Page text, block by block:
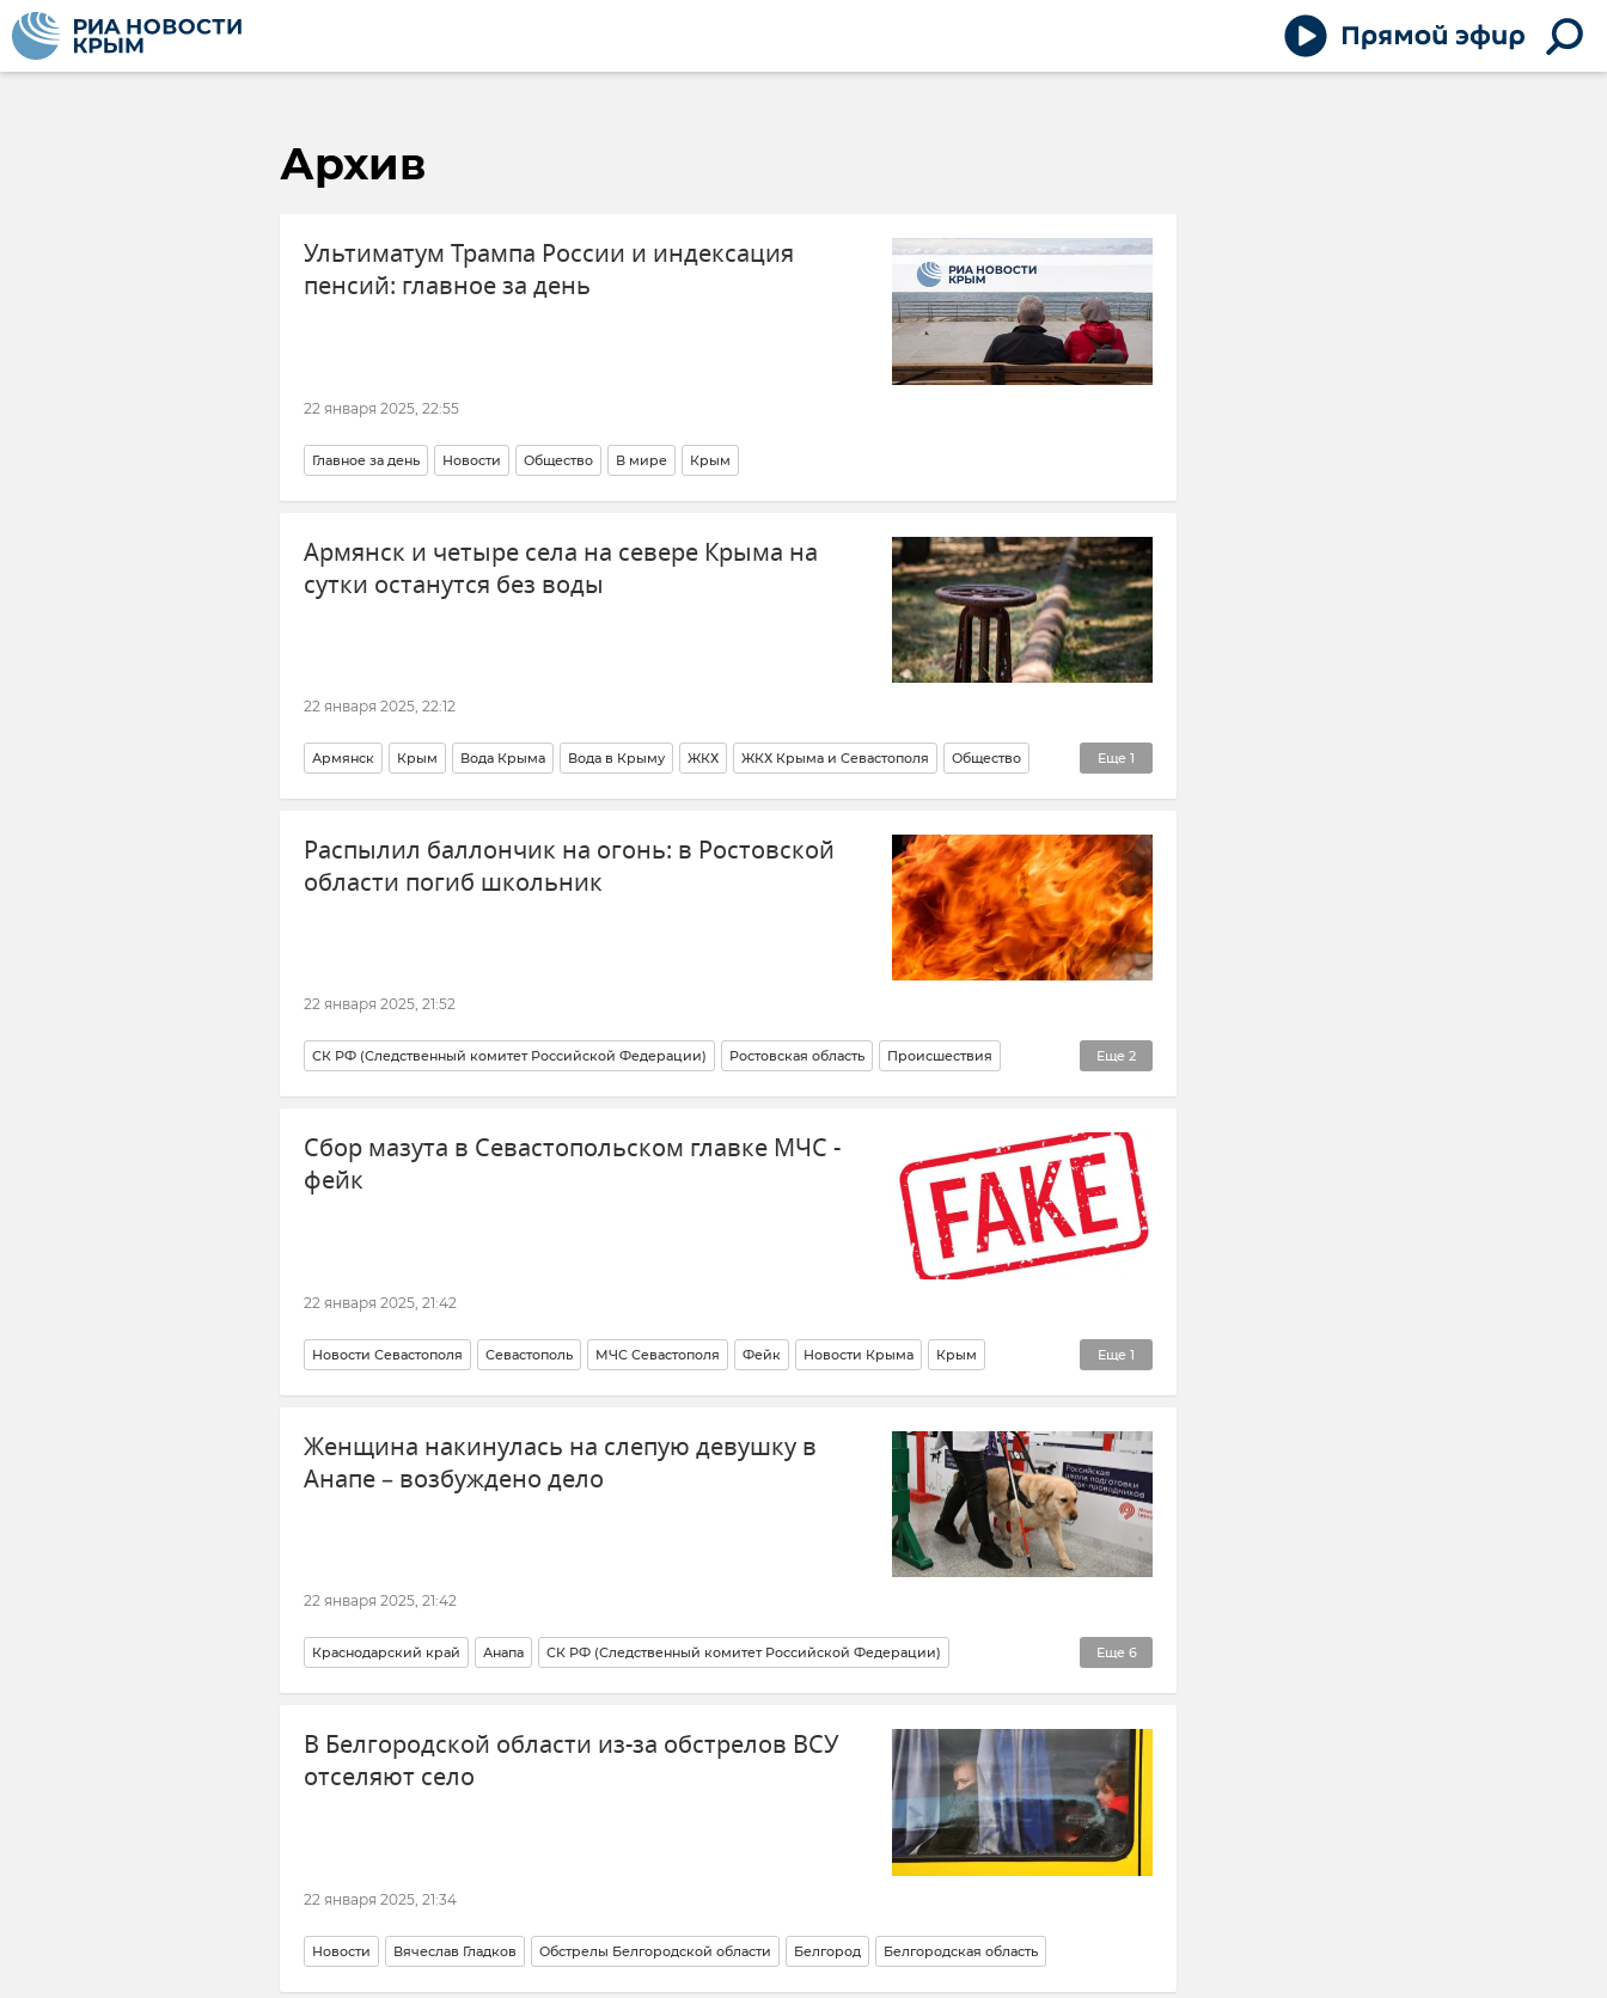
Архив
Ультиматум Трампа России и индексация
пенсий: главное за день
22 января 2025, 22:55
Главное за день Новости Общество В мире Крым
Армянск и четыре села на севере Крыма на
сутки останутся без воды
22 января 2025, 22:12
Еще 1
Армянск Крым Вода Крыма Вода в Крыму ЖКХ ЖКХ Крыма и Севастополя Общество
Новости Крыма
Распылил баллончик на огонь: в Ростовской
области погиб школьник
22 января 2025, 21:52
Еще 2
СК РФ (Следственный комитет Российской Федерации) Ростовская область Происшествия
Александр Бастрыкин Новости
Сбор мазута в Севастопольском главке МЧС -
фейк
22 января 2025, 21:42
Еще 1
Новости Севастополя Севастополь МЧС Севастополя Фейк Новости Крыма Крым
Разлив мазута
Женщина накинулась на слепую девушку в
Анапе – возбуждено дело
22 января 2025, 21:42
Еще 6
Краснодарский край Анапа СК РФ (Следственный комитет Российской Федерации)
Происшествия Новости Уголовный кодекс Общество Кубань Александр Бастрыкин
В Белгородской области из-за обстрелов ВСУ
отселяют село
22 января 2025, 21:34
Новости Вячеслав Гладков Обстрелы Белгородской области Белгород Белгородская область